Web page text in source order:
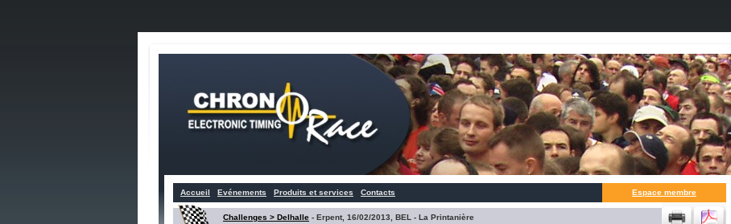
Accueil Evénements Produits et services Contacts Espace membre
Challenges > Delhalle - Erpent, 16/02/2013, BEL - La Printanière